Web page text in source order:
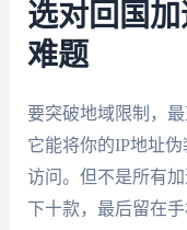
选对回国
难题
要突破地域限制，
它能将你的IP地址
访问。但不是所有
下十款，最后留在